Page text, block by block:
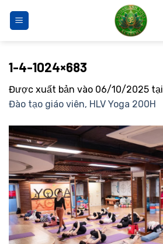
qua
1-4-1024×683
Được xuất bản vào 06/10/2025 tại
Đào tạo giáo viên, HLV Yoga 200H